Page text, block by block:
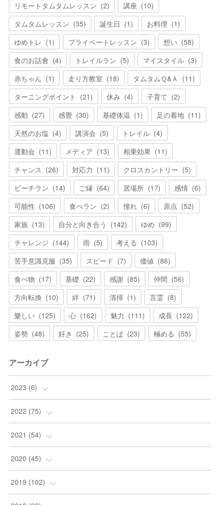
リモートタムタムレッスン (2) 講座 (10)
タムタムレッスン (35) 誕生日 (1) お料理 (1)
ゆめトレ (1) プライベートレッスン (3) 想い (58)
食のお話會 (4) トレイルラン (5) マイスタイル (3)
赤ちゃん (1) 走り方教室 (18) タムタムＱ&Ａ (11)
ターニングポイント (21) 休み (4) 子育て (2)
感動 (27) 感覺 (30) 基礎体温 (1) 足の着地 (11)
天然のお塩 (4) 講演会 (5) トレイル (4)
運動会 (11) メディア (13) 相乗効果 (11)
チャンス (26) 対応力 (11) クロスカントリー (5)
ビーチラン (14) ご縁 (64) 居場所 (17) 感情 (6)
可能性 (106) 食べラン (2) 憧れ (6) 原点 (52)
家族 (13) 自分と向き合う (142) ゆめ (99)
チャレンジ (144) 雨 (5) 考える (103)
苦手意識克服 (35) スピード (7) 価値 (86)
食べ物 (17) 基礎 (22) 感謝 (85) 仲間 (56)
方向転換 (10) 絆 (71) 清掃 (1) 言霊 (8)
樂しい (125) 心 (162) 魅力 (111) 成長 (122)
姿勢 (48) 好き (25) ことば (23) 極める (55)
アーカイブ
2023 (6)
(6)
2022 (75)
(2)
(2)
(10)
(6)
2021 (54)
(12
(8)
2020 (45)
(3)
2019 (102)